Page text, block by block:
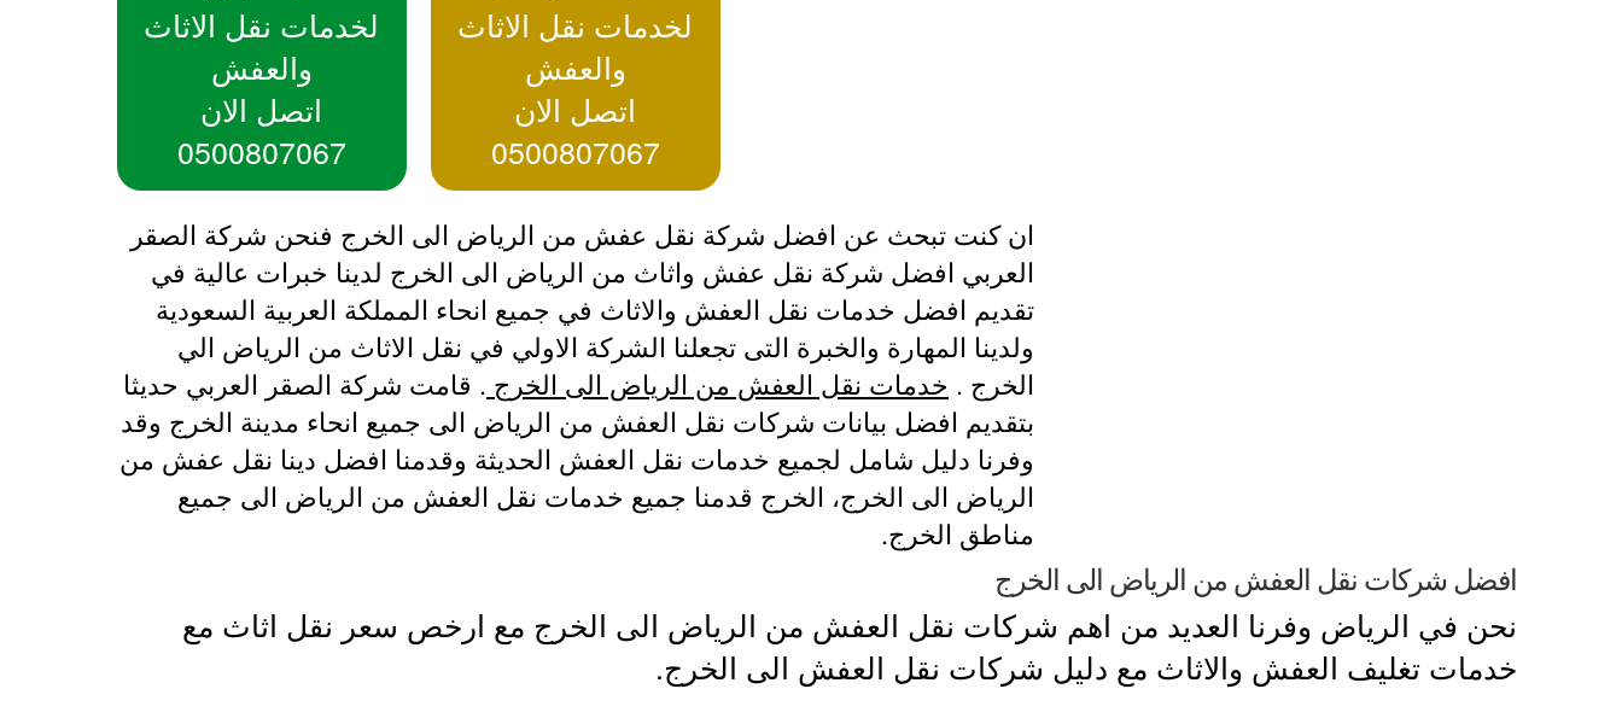
لخدمات نقل الاثاث
والعفش
اتصل الان
0500807067
لخدمات نقل الاثاث
والعفش
اتصل الان
0500807067
ان كنت تبحث عن افضل شركة نقل عفش من الرياض الى الخرج فنحن شركة الصقر
العربي افضل شركة نقل عفش واثاث من الرياض الى الخرج لدينا خبرات عالية في
تقديم افضل خدمات نقل العفش والاثاث في جميع انحاء المملكة العربية السعودية
ولدينا المهارة والخبرة التى تجعلنا الشركة الاولي في نقل الاثاث من الرياض الي
الخرج . خدمات نقل العفش من الرياض الى الخرج . قامت شركة الصقر العربي حديثا
بتقديم افضل بيانات شركات نقل العفش من الرياض الى جميع انحاء مدينة الخرج وقد
وفرنا دليل شامل لجميع خدمات نقل العفش الحديثة وقدمنا افضل دينا نقل عفش من
الرياض الى الخرج، الخرج قدمنا جميع خدمات نقل العفش من الرياض الى جميع
مناطق الخرج.
افضل شركات نقل العفش من الرياض الى الخرج
نحن في الرياض وفرنا العديد من اهم شركات نقل العفش من الرياض الى الخرج مع ارخص سعر نقل اثاث مع
خدمات تغليف العفش والاثاث مع دليل شركات نقل العفش الى الخرج.